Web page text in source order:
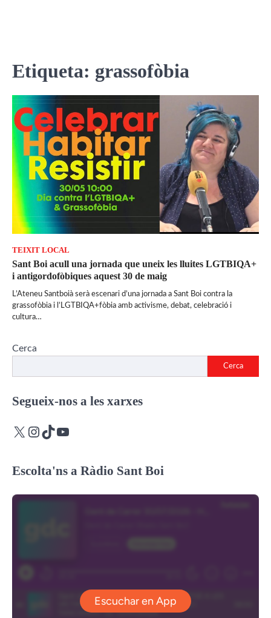
Etiqueta: grassofòbia
TEIXIT LOCAL
Sant Boi acull una jornada que uneix les lluites LGTBIQA+
i antigordofòbiques aquest 30 de maig
L’Ateneu Santboià serà escenari d’una jornada a Sant Boi contra la
grassofòbia i l’LGTBIQA+fòbia amb activisme, debat, celebració i
cultura…
Cerca
Cerca
Segueix-nos a les xarxes
X Instagram
TikTokYouTube
Escolta'ns a Ràdio Sant Boi